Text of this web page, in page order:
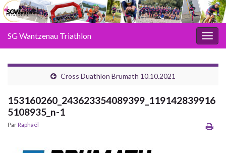
SG Wantzenau Triathlon
Cross Duathlon Brumath 10.10.2021
153160260_243623354089399_119142839916
5108935_n-1
ParRaphaël